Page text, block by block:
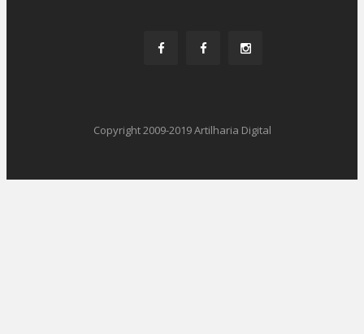
Copyright 2009-2019 Artilharia Digital